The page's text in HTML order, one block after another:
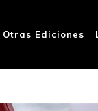
Otras Ediciones